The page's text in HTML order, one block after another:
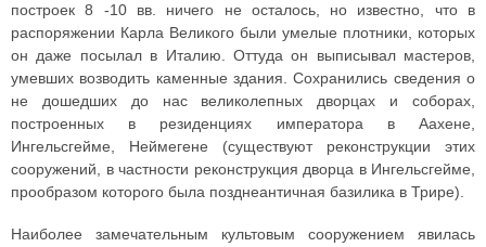
построек 8 -10 вв. ничего не осталось, но известно, что в
распоряжении Карла Великого были умелые плотники, которых
он даже посылал в Италию. Оттуда он выписывал мастеров,
умевших возводить каменные здания. Сохранились сведения о
не дошедших до нас великолепных дворцах и соборах,
построенных в резиденциях императора в Аахене,
Ингельсгейме, Неймегене (существуют реконструкции этих
сооружений, в частности реконструкция дворца в Ингельсгейме,
прообразом которого была позднеантичная базилика в Трире).
Наиболее замечательным культовым сооружением явилась